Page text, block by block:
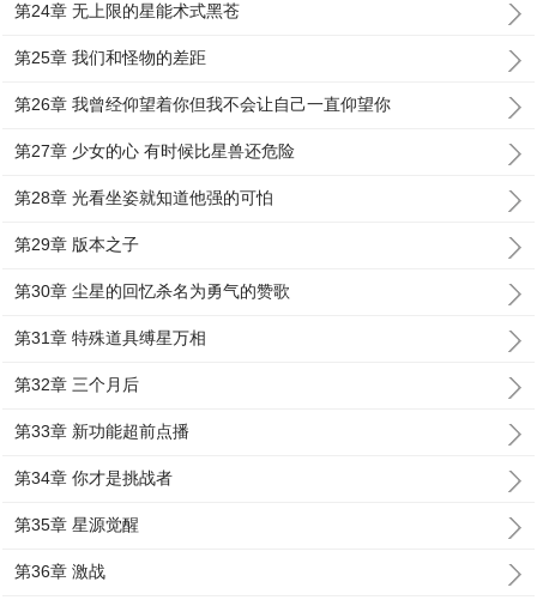
第24章 无上限的星能术式黑苍
第25章 我们和怪物的差距
第26章 我曾经仰望着你但我不会让自己一直仰望你
第27章 少女的心 有时候比星兽还危险
第28章 光看坐姿就知道他强的可怕
第29章 版本之子
第30章 尘星的回忆杀名为勇气的赞歌
第31章 特殊道具缚星万相
第32章 三个月后
第33章 新功能超前点播
第34章 你才是挑战者
第35章 星源觉醒
第36章 激战